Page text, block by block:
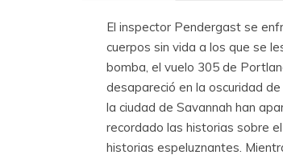
El inspector Pendergast se
cuerpos sin vida a los que se
bomba, el vuelo 305 de
desapareció en la oscuridad
la ciudad de Savannah han
recordado las historias sobre
historias espeluznantes.